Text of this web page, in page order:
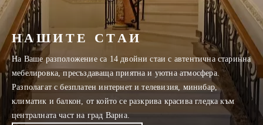
НАШИТЕ СТАИ
На Ваше разположение са 14 двойни стаи с автентична старинна
мебелировка, пресъздаваща приятна и уютна атмосфера.
Разполагат с безплатен интернет и телевизия, минибар,
климатик и балкон, от който се разкрива красива гледка към
централната част на град Варна.